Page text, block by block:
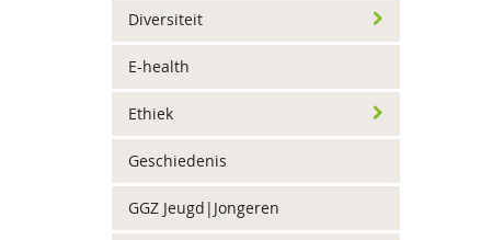
Diversiteit
E-health
Ethiek
Geschiedenis
GGZ Jeugd|Jongeren